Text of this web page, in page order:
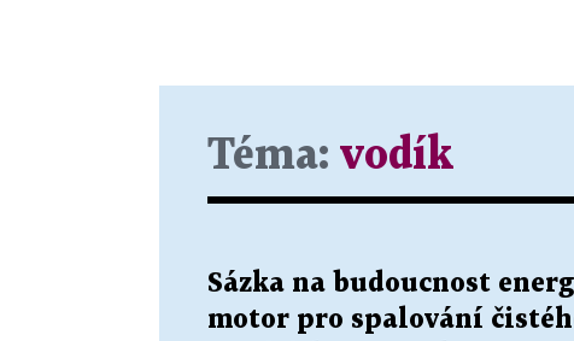
Téma: vodík
Sázka na budoucnost
motor pro spalování